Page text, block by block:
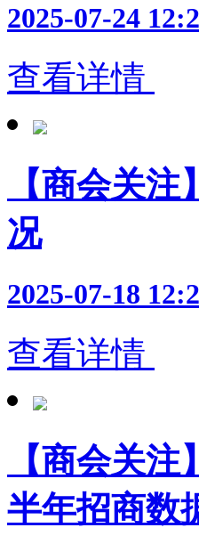
2025-07-24
查看详情
【商会关
况
2025-07-18
查看详情
【商会关
半年招商数